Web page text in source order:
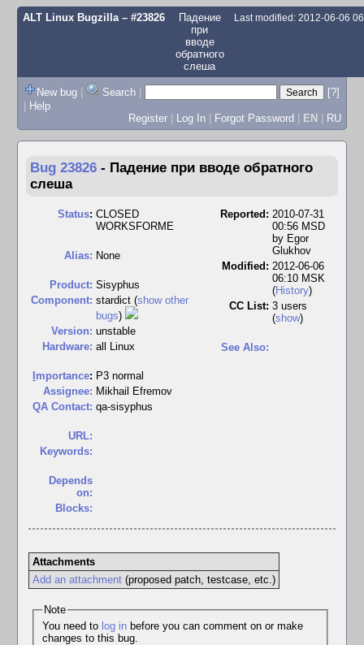
ALT Linux Bugzilla– #23826
Падение
при
вводе
обратного
слеша
Last modified: 2012-06-06
New bug | Search |
[?]
| Help
Register | Log In | Forgot Password | EN | RU
Bug 23826 - Падение при вводе обратного
слеша
Status: CLOSED
WORKSFORME
Alias: None
Product: Sisyphus
Component: stardict (show other
bugs)
Version: unstable
Hardware: all Linux
mportance: P3 normal
Assignee: Mikhail Efremov
QA Contact: qa-sisyphus
URL:
Keywords:
Depends
on:
Blocks:
Reported: 2010-07-31
00:56 MSD
by Egor
Glukhov
Modified: 2012-06-06
06:10 MSK
(History)
CC List: 3 users
(show)
See Also:
Attachments
Add an attachment(proposed patch, testcase, etc.)
Note
You need to log inbefore you can comment on or make
changes to this bug.